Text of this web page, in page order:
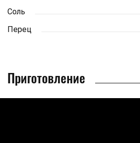
Соль
Перец
Приготовление